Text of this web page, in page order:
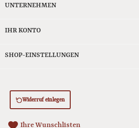
UNTERNEHMEN
IHR KONTO
SHOP-EINSTELLUNGEN
Widerruf einlegen
favorite Ihre Wunschlisten